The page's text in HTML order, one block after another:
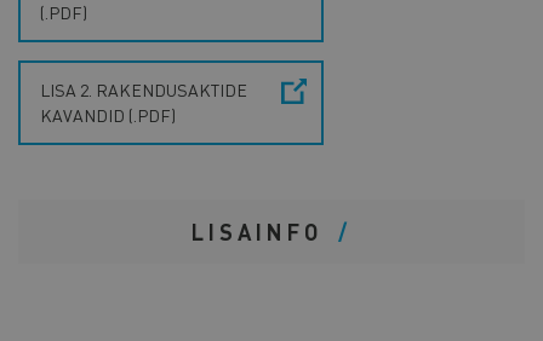
(.PDF)
LISA 2. RAKENDUSAKTIDE
KAVANDID (.PDF)
LISAINFO